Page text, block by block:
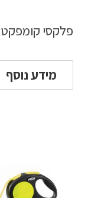
פלקסי קומפקט M
מידע נוסף